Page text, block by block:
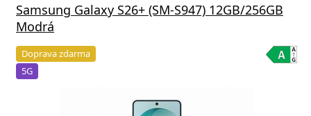
Samsung Galaxy S26+ (SM-S947) 12GB/256GB
Modrá
Doprava zdarma
5G